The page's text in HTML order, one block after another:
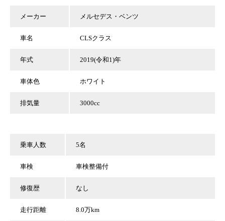
メーカー メルセデス・ベンツ
車名 CLSクラス
年式 2019(令和1)年
車体色 ホワイト
排気量 3000cc
乗車人数 5名
車検 車検整備付
修復歴 なし
走行距離 8.0万km